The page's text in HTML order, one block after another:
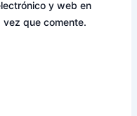
y web en
que comente.